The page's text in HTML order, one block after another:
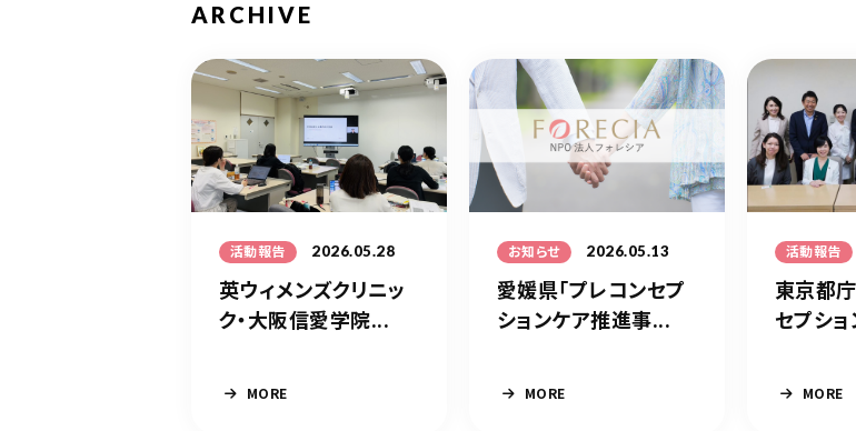
ARCHIVE
活動報告 2026.05.28
英ウィメンズクリニッ
ク・大阪信愛学院...
MORE
お知らせ 2026.05.13
愛媛県「プレコンセプ
ションケア推進事...
MORE
活動報告
東京都
セプシ
MORE